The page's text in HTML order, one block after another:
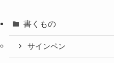
書くもの
サインペン